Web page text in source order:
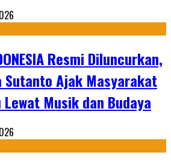
Resmi Diluncurkan,
Sutanto Ajak Masyarakat
Musik dan Budaya